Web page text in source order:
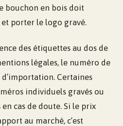
bouchon en bois doit
porter le logo gravé.
des étiquettes au dos de
légales, le numéro de
Certaines
individuels gravés ou
cas de doute. Si le prix
au marché, c’est